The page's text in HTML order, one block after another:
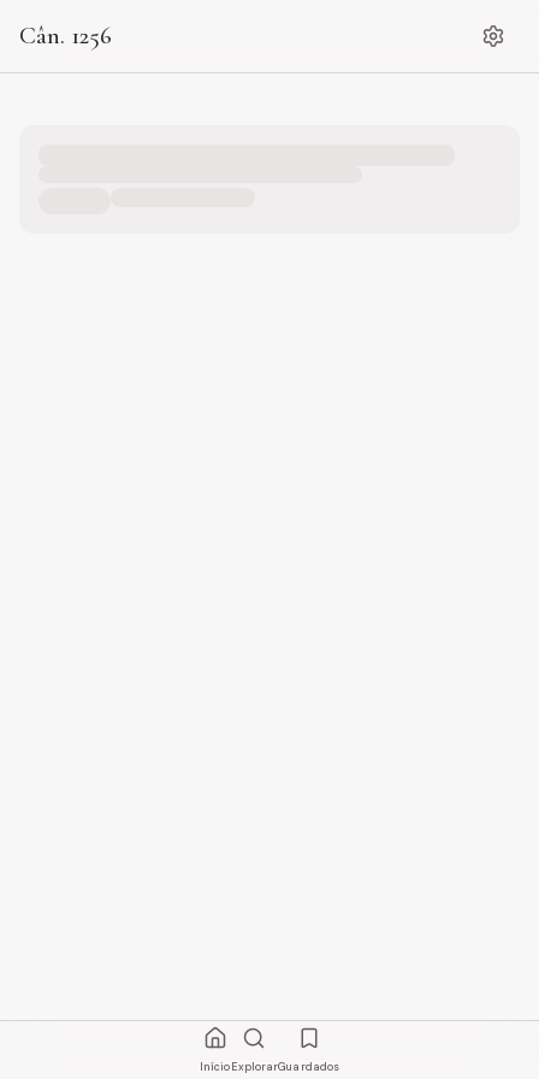
Cân. 1256
InícioExplorarGuardados